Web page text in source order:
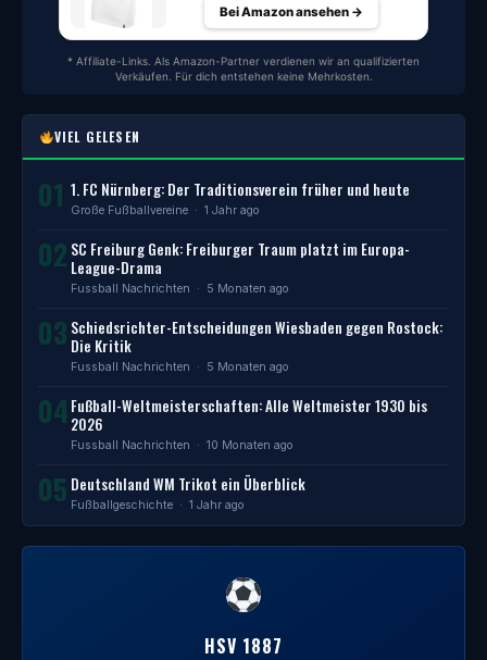
Bei Amazon ansehen →
* Affiliate-Links. Als Amazon-Partner verdienen wir an qualifizierten
Verkäufen. Für dich entstehen keine Mehrkosten.
VIEL GELESEN
01 1. FC Nürnberg: Der Traditionsverein früher und heute
Große Fußballvereine · 1 Jahr ago
02 SC Freiburg Genk: Freiburger Traum platzt im Europa-
League-Drama
Fussball Nachrichten · 5 Monaten ago
03 Schiedsrichter-Entscheidungen Wiesbaden gegen Rostock:
Die Kritik
Fussball Nachrichten · 5 Monaten ago
04 Fußball-Weltmeisterschaften: Alle Weltmeister 1930 bis
2026
Fussball Nachrichten · 10 Monaten ago
05 Deutschland WM Trikot ein Überblick
Fußballgeschichte · 1 Jahr ago
HSV 1887